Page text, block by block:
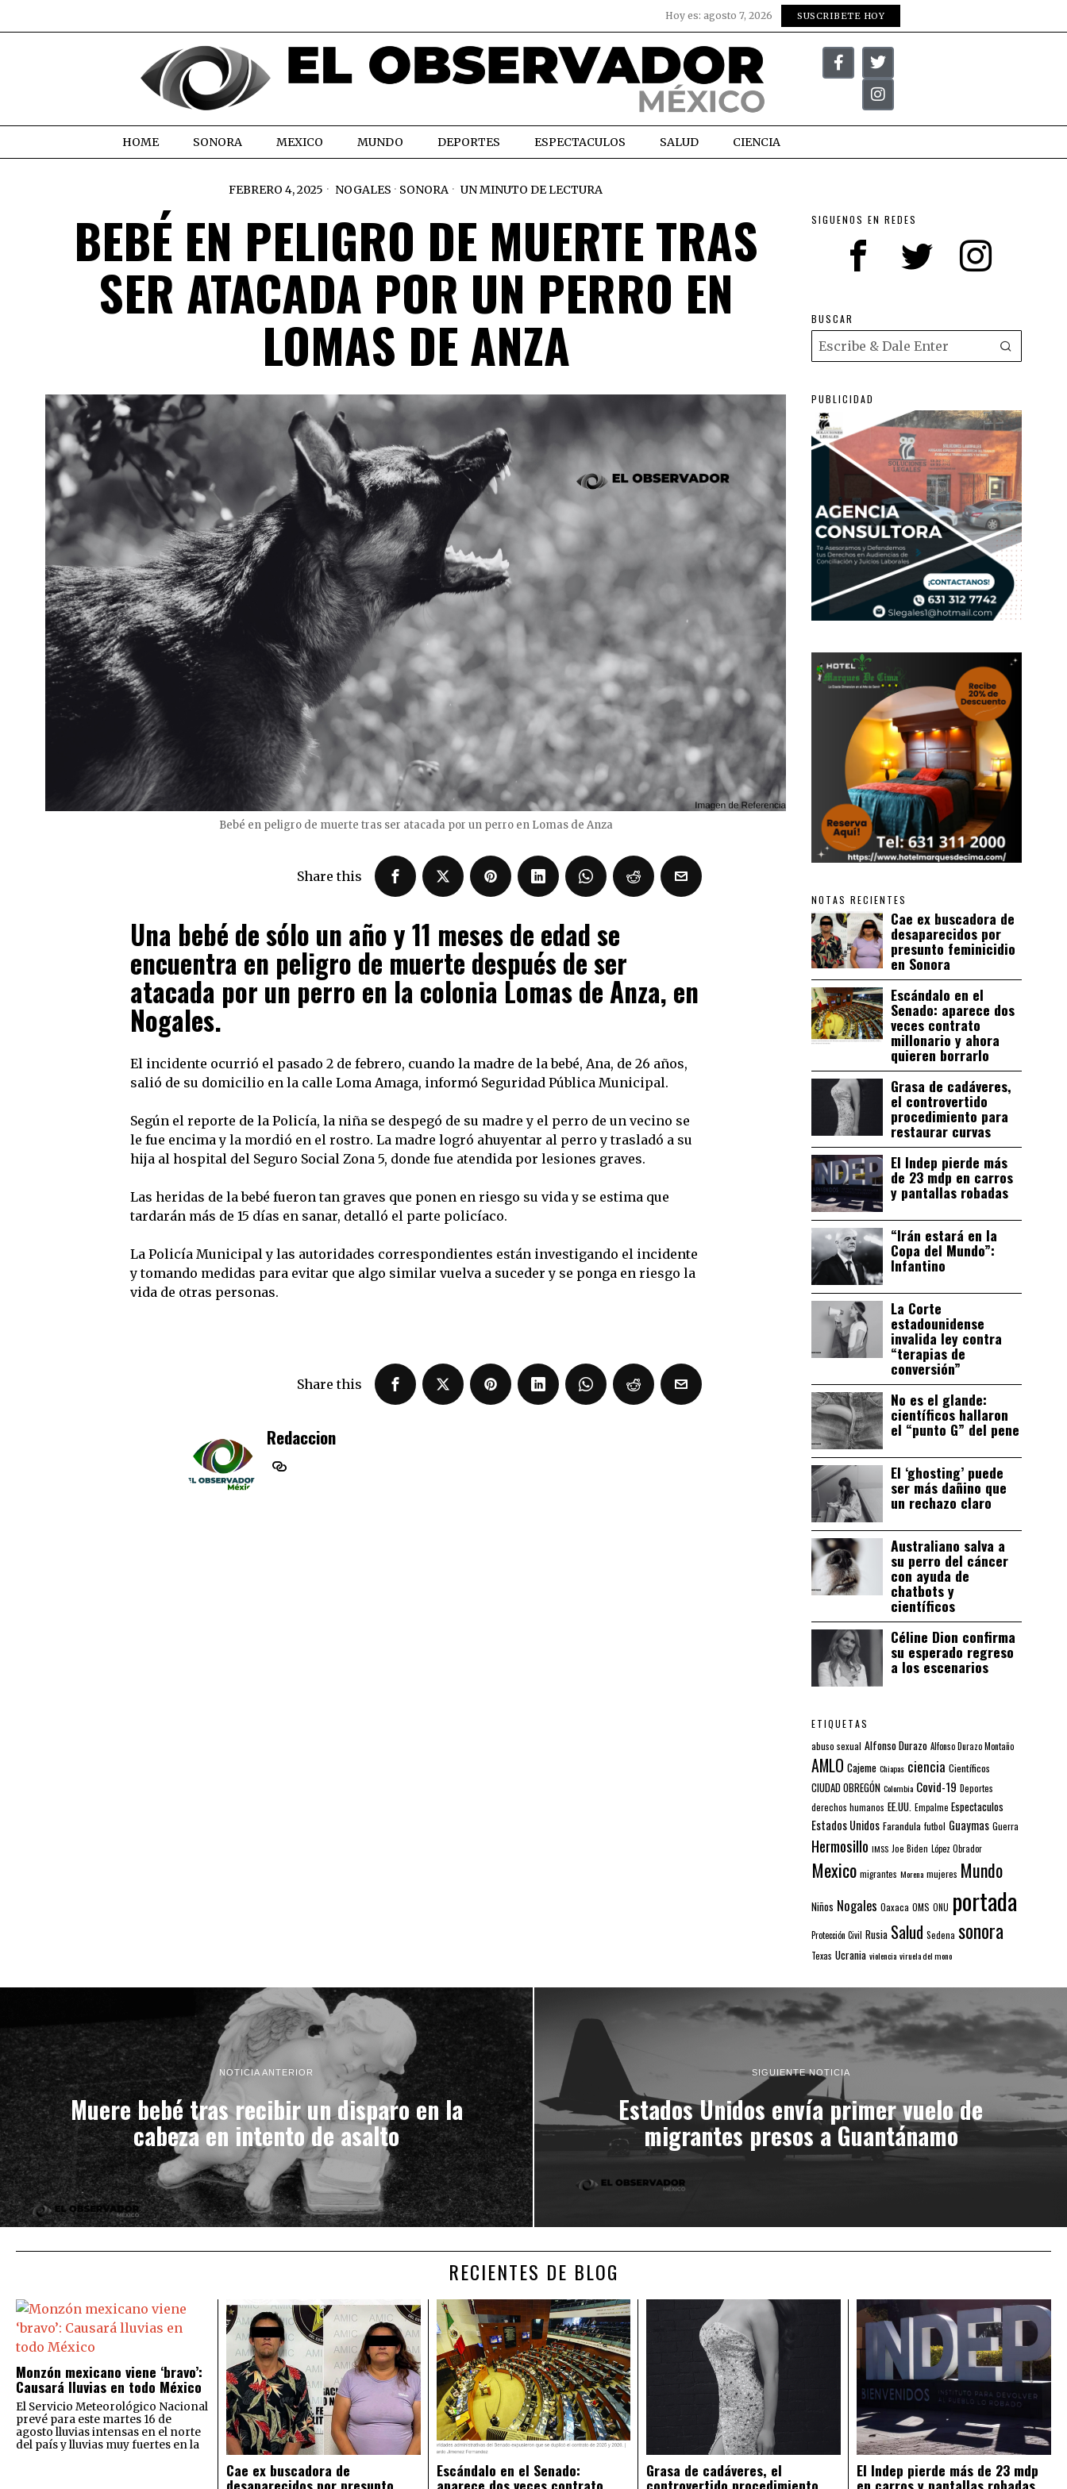
Hoy es: agosto 7, 2026 SUSCRIBETE HOY
HOME SONORA MEXICO MUNDO DEPORTES ESPECTACULOS SALUD CIENCIA
FEBRERO 4, 2025 NOGALES · SONORA UN MINUTO DE LECTURA
BEBÉ EN PELIGRO DE MUERTE TRAS
SER ATACADA POR UN PERRO EN
LOMAS DE ANZA
Bebé en peligro de muerte tras ser atacada por un perro en Lomas de Anza
Share this
Una bebé de sólo un año y 11 meses de edad se
encuentra en peligro de muerte después de ser
atacada por un perro en la colonia Lomas de Anza, en
Nogales.
El incidente ocurrió el pasado 2 de febrero, cuando la madre de la bebé, Ana, de 26 años,
salió de su domicilio en la calle Loma Amaga, informó Seguridad Pública Municipal.
Según el reporte de la Policía, la niña se despegó de su madre y el perro de un vecino se
le fue encima y la mordió en el rostro. La madre logró ahuyentar al perro y trasladó a su
hija al hospital del Seguro Social Zona 5, donde fue atendida por lesiones graves.
Las heridas de la bebé fueron tan graves que ponen en riesgo su vida y se estima que
tardarán más de 15 días en sanar, detalló el parte policíaco.
La Policía Municipal y las autoridades correspondientes están investigando el incidente
y tomando medidas para evitar que algo similar vuelva a suceder y se ponga en riesgo la
vida de otras personas.
Share this
Redaccion
SIGUENOS EN REDES
BUSCAR
PUBLICIDAD
NOTAS RECIENTES
Cae ex buscadora de
desaparecidos por
presunto feminicidio
en Sonora
Escándalo en el
Senado: aparece dos
veces contrato
millonario y ahora
quieren borrarlo
Grasa de cadáveres,
el controvertido
procedimiento para
restaurar curvas
El Indep pierde más
de 23 mdp en carros
y pantallas robadas
“Irán estará en la
Copa del Mundo”:
Infantino
La Corte
estadounidense
invalida ley contra
“terapias de
conversión”
No es el glande:
científicos hallaron
el “punto G” del pene
El ‘ghosting’ puede
ser más dañino que
un rechazo claro
Australiano salva a
su perro del cáncer
con ayuda de
chatbots y
científicos
Céline Dion confirma
su esperado regreso
a los escenarios
ETIQUETAS
abuso sexual Alfonso Durazo Alfonso Durazo Montaño
AMLO Cajeme Chiapas ciencia Científicos
CIUDAD OBREGÓN Colombia Covid-19 Deportes
derechos humanos EE.UU. Empalme Espectaculos
Estados Unidos Farandula futbol Guaymas Guerra
Hermosillo IMSS Joe Biden López Obrador
Mexico migrantes Morena mujeres Mundo
Niños Nogales Oaxaca OMS ONU portada
Protección Civil Rusia Salud Sedena sonora
Texas Ucrania violencia viruela del mono
NOTICIA ANTERIOR
Muere bebé tras recibir un disparo en la
cabeza en intento de asalto
SIGUIENTE NOTICIA
Estados Unidos envía primer vuelo de
migrantes presos a Guantánamo
RECIENTES DE BLOG
Monzón mexicano viene ‘bravo’:
Causará lluvias en todo México
El Servicio Meteorológico Nacional
prevé para este martes 16 de
agosto lluvias intensas en el norte
del país y lluvias muy fuertes en la
Cae ex buscadora de
desaparecidos por presunto
Escándalo en el Senado:
aparece dos veces contrato
Grasa de cadáveres, el
controvertido procedimiento
El Indep pierde más de 23 mdp
en carros y pantallas robadas